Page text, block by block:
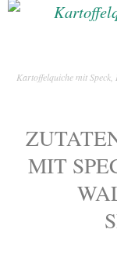
Kartoffelquiche mit Speck,
MIT